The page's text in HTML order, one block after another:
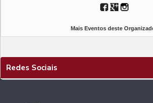
Mais Eventos deste
Redes Sociais